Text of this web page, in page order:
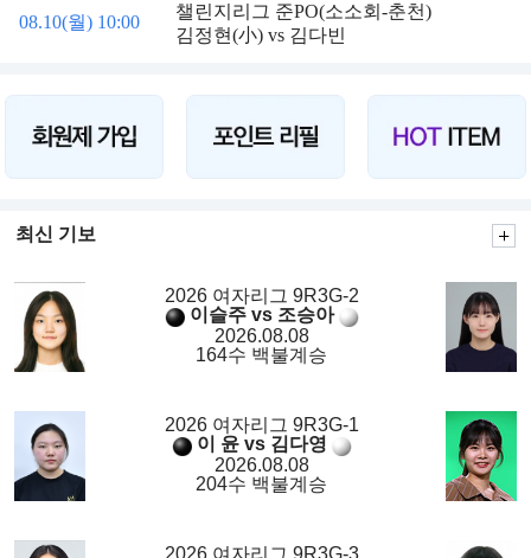
08.10(월) 10:00
챌린지리그 준PO(소소회-춘천)
김정현(小) vs 김다빈
최신 기보
2026 여자리그 9R3G-2
이슬주 vs 조승아
2026.08.08
164수 백불계승
2026 여자리그 9R3G-1
이 윤 vs 김다영
2026.08.08
204수 백불계승
2026 여자리그 9R3G-3